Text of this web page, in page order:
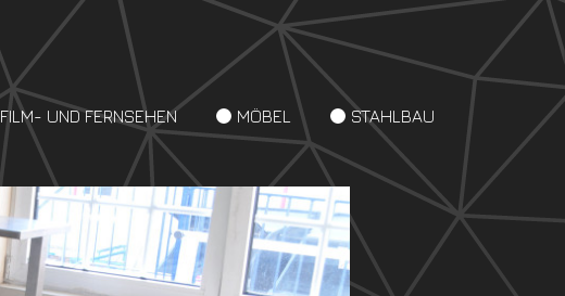
FILM- UND FERNSEHEN MÖBEL STAHLBAU